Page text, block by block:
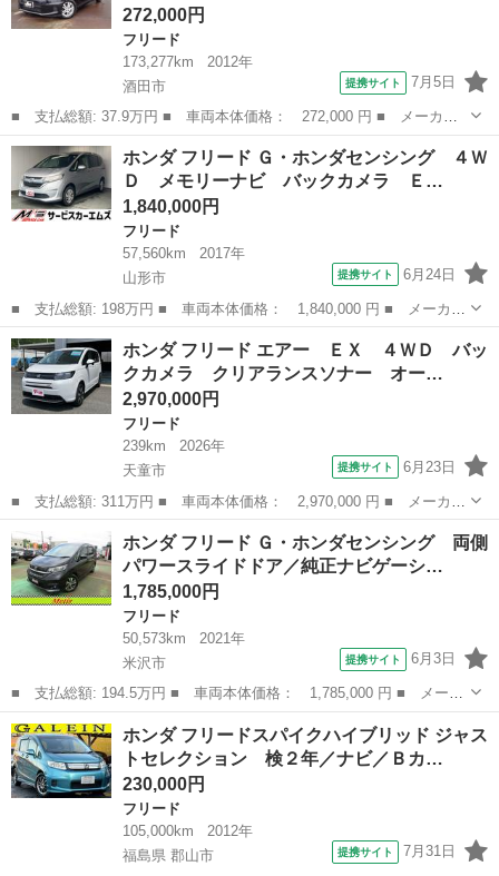
272,000円
フリード
173,277km
2012年
酒田市
提携サイト 7月5日
■ 支払総額: 37.9万円 ■ 車両本体価格： 272,000 円 ■ メーカー
名： ホンダ ■ 車種名： フリードスパイクハイブリッド ■ グレ
ード名： ジャストセレクション ＥＴＣ バックカメラ ナビ 両
側スライド・...
山形 酒田市 フリード
ホンダ フリード Ｇ・ホンダセンシング ４Ｗ
Ｄ メモリーナビ バックカメラ Ｅ…
1,840,000円
フリード
57,560km
2017年
山形市
提携サイト 6月24日
■ 支払総額: 198万円 ■ 車両本体価格： 1,840,000 円 ■ メーカー
名： ホンダ ■ 車種名： フリード ■ グレード名： Ｇ・ホンダ
センシング ４ＷＤ メモリーナビ バックカメラ ＥＴＣ 衝突被
害軽減ブレ...
山形 山形市 フリード
ホンダ フリード エアー ＥＸ ４ＷＤ バッ
クカメラ クリアランスソナー オー…
2,970,000円
フリード
239km
2026年
天童市
提携サイト 6月23日
■ 支払総額: 311万円 ■ 車両本体価格： 2,970,000 円 ■ メーカー
名： ホンダ ■ 車種名： フリード ■ グレード名： エアー Ｅ
Ｘ ４ＷＤ バックカメラ クリアランスソナー オートクルーズコ
ントロール...
山形 フリード
ホンダ フリード Ｇ・ホンダセンシング 両側
パワースライドドア／純正ナビゲーシ…
1,785,000円
フリード
50,573km
2021年
米沢市
提携サイト 6月3日
■ 支払総額: 194.5万円 ■ 車両本体価格： 1,785,000 円 ■ メーカ
ー名： ホンダ ■ 車種名： フリード ■ グレード名： Ｇ・ホン
ダセンシング 両側パワースライドドア／純正ナビゲーション／デジ
タルテレ...
山形 米沢市 フリード
ホンダ フリードスパイクハイブリッド ジャス
トセレクション 検２年／ナビ／Ｂカ…
230,000円
フリード
105,000km
2012年
福島県 郡山市
提携サイト 7月31日